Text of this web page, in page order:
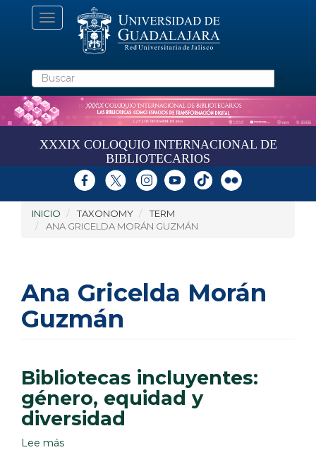
Toggle
navigation
Buscar
XXXIX COLOQUIO INTERNACIONAL DE
BIBLIOTECARIOS
INICIO TAXONOMY
TERM
ANA GRICELDA MORÁN GUZMÁN
Ana Gricelda Morán
Guzmán
Bibliotecas incluyentes:
género, equidad y
diversidad
Lee más